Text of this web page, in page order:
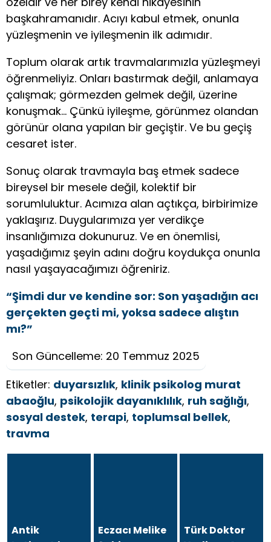
başkahramanıdır. Acıyı kabul etmek, onunla
yüzleşmenin ve iyileşmenin ilk adımıdır.
Toplum olarak artık travmalarımızla yüzleşmeyi
öğrenmeliyiz. Onları bastırmak değil, anlamaya
çalışmak; görmezden gelmek değil, üzerine
konuşmak… Çünkü iyileşme, görünmez olandan
görünür olana yapılan bir geçiştir. Ve bu geçiş
cesaret ister.
Sonuç olarak travmayla baş etmek sadece
bireysel bir mesele değil, kolektif bir
sorumluluktur. Acımıza alan açtıkça, birbirimize
yaklaşırız. Duygularımıza yer verdikçe
insanlığımıza dokunuruz. Ve en önemlisi,
yaşadığımız şeyin adını doğru koydukça onunla
nasıl yaşayacağımızı öğreniriz.
“Şimdi dur ve kendine sor: Son yaşadığın acı
gerçekten geçti mi, yoksa sadece alıştın
mı?”
Son Güncelleme: 20 Temmuz 2025
Etiketler: duyarsızlık, klinik psikolog murat
abaoğlu, psikolojik dayanıklılık, ruh sağlığı,
sosyal destek, terapi, toplumsal bellek,
travma
Antik
Eczacı Melike
Türk Doktor